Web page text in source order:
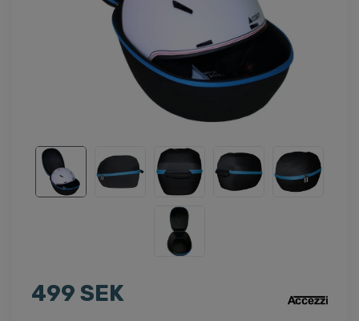
499 SEK